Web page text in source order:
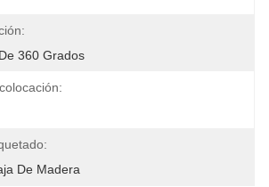
360 Grados
De Madera